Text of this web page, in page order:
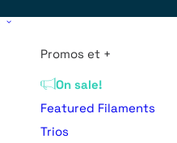
Promos et +
On sale!
Featured Filaments
Trios